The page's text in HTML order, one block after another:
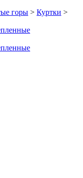
горы > Куртки >